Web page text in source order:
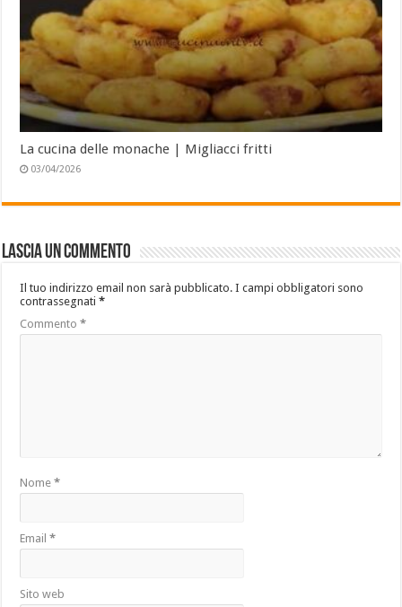
La cucina delle monache | Migliacci fritti
03/04/2026
Lascia un commento
Il tuo indirizzo email non sarà pubblicato. I campi obbligatori sono
contrassegnati*
Commento*
Nome*
Email*
Sito web